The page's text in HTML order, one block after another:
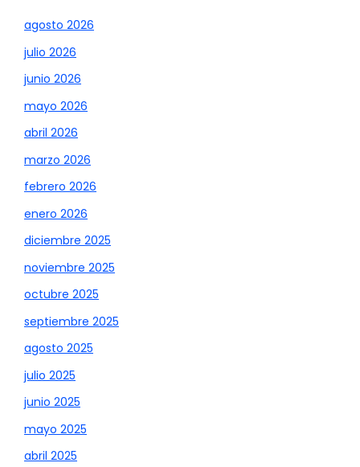
agosto 2026
julio 2026
junio 2026
mayo 2026
abril 2026
marzo 2026
febrero 2026
enero 2026
diciembre 2025
noviembre 2025
octubre 2025
septiembre 2025
agosto 2025
julio 2025
junio 2025
mayo 2025
abril 2025